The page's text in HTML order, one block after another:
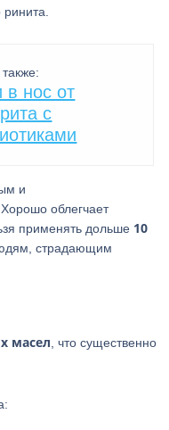
в нос от
с
и
облегчает
применять дольше 10
страдающим
масел , что существенно